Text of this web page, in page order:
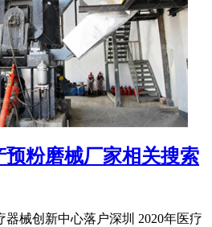
预粉磨械厂家相关搜索
器械创新中心落户深圳 2020年医疗